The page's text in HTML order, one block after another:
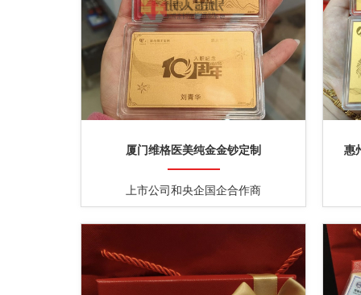
厦门维格医美纯金金钞定制
上市公司和央企国企合作商
惠